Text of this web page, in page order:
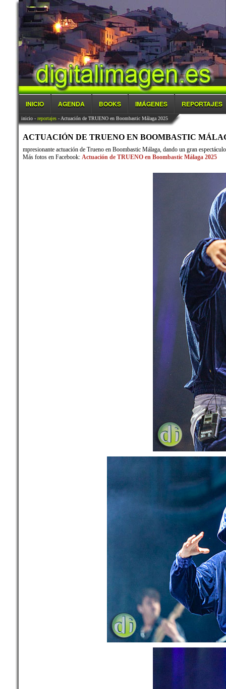
INICIO AGENDA BOOKS IMÁGENES REPORTAJES
inicio- reportajes- Actuación de TRUENO en Boombastic Málaga 2025
ACTUACIÓN DE TRUENO EN BOOMBASTIC
mpresionante actuación de Trueno en Boombastic Málaga, dando un gran
Más fotos en Facebook: Actuación de TRUENO en Boombastic Málaga 2025